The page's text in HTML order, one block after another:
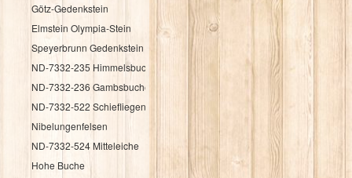
Götz-Gedenkstein
Elmstein Olympia-Stein
Speyerbrunn Gedenkstein HK 1987
ND-7332-235 Himmelsbuche
ND-7332-236 Gambsbuche
ND-7332-522 Schiefliegender Fels
Nibelungenfelsen
ND-7332-524 Mitteleiche
Hohe Buche